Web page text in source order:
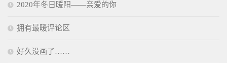
2020年冬日暖阳——亲爱的你
拥有最暖评论区
好久没画了……